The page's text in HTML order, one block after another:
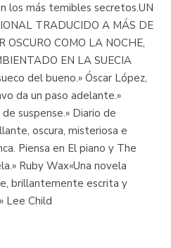
los más temibles secretos.UN
TRADUCIDO A MÁS DE
OSCURO COMO LA NOCHE,
EN LA SUECIA
del bueno.» Óscar López,
da un paso adelante.»
suspense.» Diario de
oscura, misteriosa e
Piensa en El piano y The
Ruby Wax«Una novela
brillantemente escrita y
Lee Child